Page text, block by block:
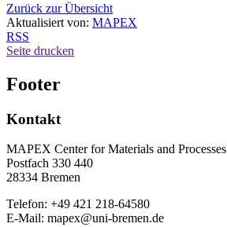
Zurück zur Übersicht
Aktualisiert von: MAPEX
RSS
Seite drucken
Footer
Kontakt
MAPEX Center for Materials and Processes
Postfach 330 440
28334 Bremen
Telefon: +49 421 218-64580
E-Mail: mapex@uni-bremen.de